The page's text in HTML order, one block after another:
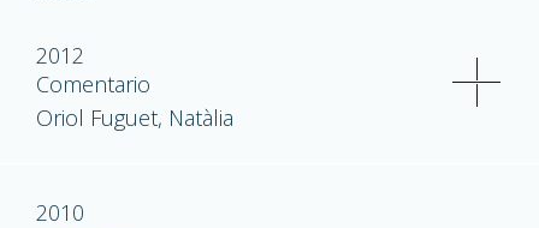
2012
Comentario
Oriol Fuguet, Natàlia
2010